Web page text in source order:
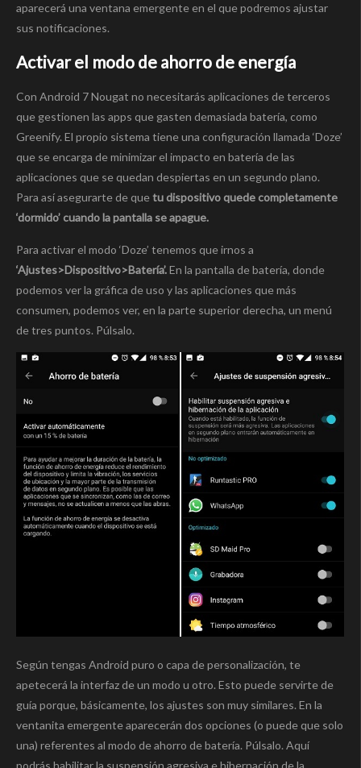
aparecerá una ventana emergente en el que podremos ajustar
sus notificaciones.
Activar el modo de ahorro de energía
Con Android 7 Nougat no necesitarás aplicaciones de terceros
que gestionen las apps que gasten demasiada batería, como
Greenify. El propio sistema tiene una configuración llamada ‘Doze’
que se encarga de minimizar el impacto en batería de las
aplicaciones que se quedan despiertas en un segundo plano.
Para así asegurarte de quetu dispositivo quede completamente
‘dormido’ cuando la pantalla se apague.
Para activar el modo ‘Doze’ tenemos que irnos a
‘Ajustes>Dispositivo>Batería’.En la pantalla de batería, donde
podemos ver la gráfica de uso y las aplicaciones que más
consumen, podemos ver, en la parte superior derecha, un menú
de tres puntos. Púlsalo.
Según tengas Android puro o capa de personalización, te
apetecerá la interfaz de un modo u otro. Esto puede servirte de
guía porque, básicamente, los ajustes son muy similares. En la
ventanita emergente aparecerán dos opciones (o puede que solo
una) referentes al modo de ahorro de batería. Púlsalo. Aquí
podrás habilitar la suspensión agresiva e hibernación de la